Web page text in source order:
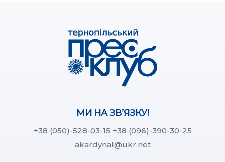
МИ НА ЗВ’ЯЗКУ!
+38 (050)-528-03-15 +38 (096)-390-30-25
akardynal@ukr.net